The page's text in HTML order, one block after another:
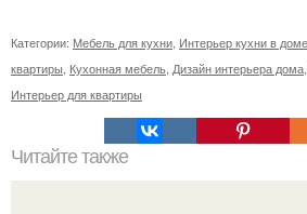
Категории: Мебель для кухни Интерьер кухни в доме
квартиры Кухонная мебель Дизайн интерьера дома
Интерьер для квартиры
Читайте также